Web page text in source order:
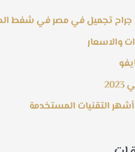
جراح تجميل في مصر في شفط
والاسعار
التقنيات المستخدمة